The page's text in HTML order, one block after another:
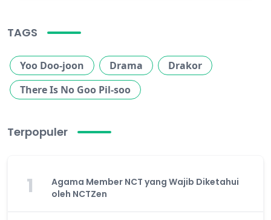
TAGS
Yoo Doo-joon Drama
Drakor
There Is No Goo Pil-soo
Terpopuler
1
Agama Member NCT yang Wajib Diketahui
oleh NCTZen